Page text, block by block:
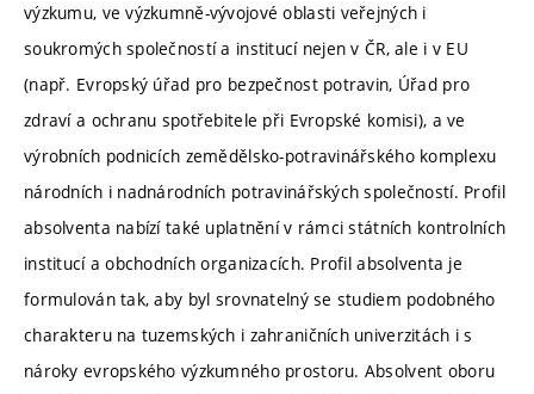
výzkumu, ve výzkumně-vývojové oblasti veřejných i
soukromých společností a institucí nejen v ČR, ale i v EU
(např. Evropský úřad pro bezpečnost potravin, Úřad pro
zdraví a ochranu spotřebitele při Evropské komisi), a ve
výrobních podnicích zemědělsko-potravinářského komplexu
národních i nadnárodních potravinářských společností. Profil
absolventa nabízí také uplatnění v rámci státních kontrolních
institucí a obchodních organizacích. Profil absolventa je
formulován tak, aby byl srovnatelný se studiem podobného
charakteru na tuzemských i zahraničních univerzitách i s
nároky evropského výzkumného prostoru. Absolvent oboru